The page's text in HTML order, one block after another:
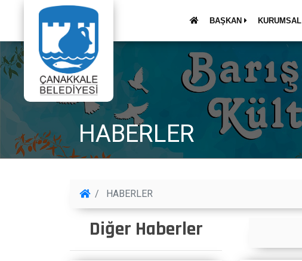
BAŞKAN KURUMSAL
HABERLER
HABERLER
Diğer Haberler